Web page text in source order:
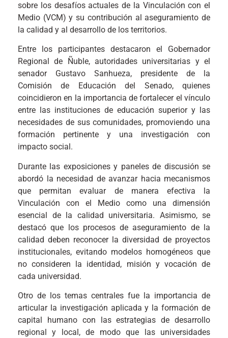
sobre los desafíos actuales de la Vinculación con el
Medio (VCM) y su contribución al aseguramiento de
la calidad y al desarrollo de los territorios.
Entre los participantes destacaron el Gobernador
Regional de Ñuble, autoridades universitarias y el
senador Gustavo Sanhueza, presidente de la
Comisión de Educación del Senado, quienes
coincidieron en la importancia de fortalecer el vínculo
entre las instituciones de educación superior y las
necesidades de sus comunidades, promoviendo una
formación pertinente y una investigación con
impacto social.
Durante las exposiciones y paneles de discusión se
abordó la necesidad de avanzar hacia mecanismos
que permitan evaluar de manera efectiva la
Vinculación con el Medio como una dimensión
esencial de la calidad universitaria. Asimismo, se
destacó que los procesos de aseguramiento de la
calidad deben reconocer la diversidad de proyectos
institucionales, evitando modelos homogéneos que
no consideren la identidad, misión y vocación de
cada universidad.
Otro de los temas centrales fue la importancia de
articular la investigación aplicada y la formación de
capital humano con las estrategias de desarrollo
regional y local, de modo que las universidades